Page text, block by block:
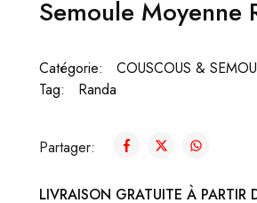
Semoule Moyenne
Catégorie:
COUSCOUS &
Tag:
Randa
Partager:
LIVRAISON GRATUITE À PARTIR